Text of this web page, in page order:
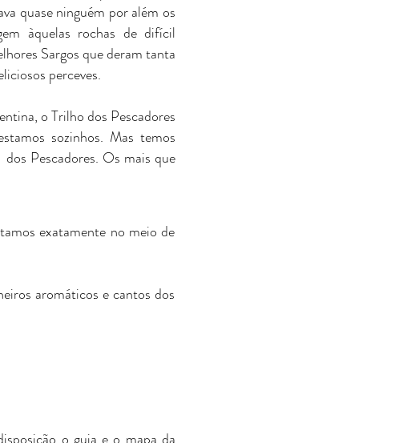
quase ninguém por além os
àquelas rochas de difícil
Sargos que deram tanta
perceves.
o Trilho dos Pescadores
sozinhos. Mas temos
Pescadores. Os mais que
exatamente no meio de
aromáticos e cantos dos